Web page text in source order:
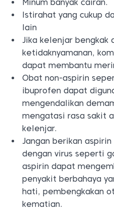
Minum banyak cairan.
Istirahat yang cukup
lain
Jika kelenjar bengkak
ketidaknyamanan,
dapat membantu
Obat non-aspirin
ibuprofen dapat
mengendalikan
mengatasi rasa sakit
kelenjar.
Jangan berikan
dengan virus seperti
aspirin dapat
penyakit berbahaya
hati, pembengkakan
kematian.